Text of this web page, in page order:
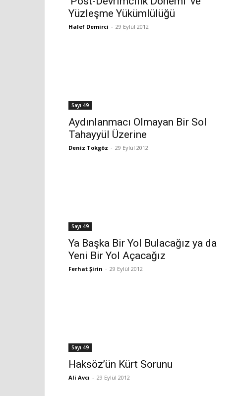
Yüzleşme Yükümlülüğü
Halef Demirci - 29 Eylül 2012
Sayı 49
Aydınlanmacı Olmayan Bir Sol
Tahayyül Üzerine
Deniz Tokgöz - 29 Eylül 2012
Sayı 49
Ya Başka Bir Yol Bulacağız ya da
Yeni Bir Yol Açacağız
Ferhat Şirin - 29 Eylül 2012
Sayı 49
Haksöz’ün Kürt Sorunu
Ali Avcı - 29 Eylül 2012